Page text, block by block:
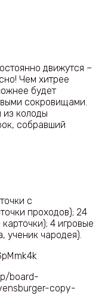
движутся –
Чем хитрее
будет
сокровищами.
из колоды
собравший
с
проходов); 24
4 игровые
ученик чародея).
board-
copy-